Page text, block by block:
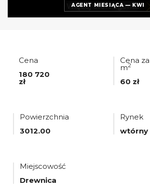
AGENT MIESIĄCA — KWI
Więcej ofertagenta
Cena
180 720
zł
Cena za
m2
60 zł
Powierzchnia
3012.00
Rynek
wtórny
Miejscowość
Drewnica